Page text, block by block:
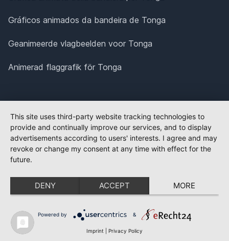
Gráficos animados da bandeira de Tonga
Geanimeerde vlagbeelden voor Tonga
Animerad flaggrafik för Tonga
This site uses third-party website tracking technologies to
provide and continually improve our services, and to display
advertisements according to users' interests. I agree and may
revoke or change my consent at any time with effect for the
future.
DENY ACCEPT MORE
Powered by &
Imprint Privacy Policy